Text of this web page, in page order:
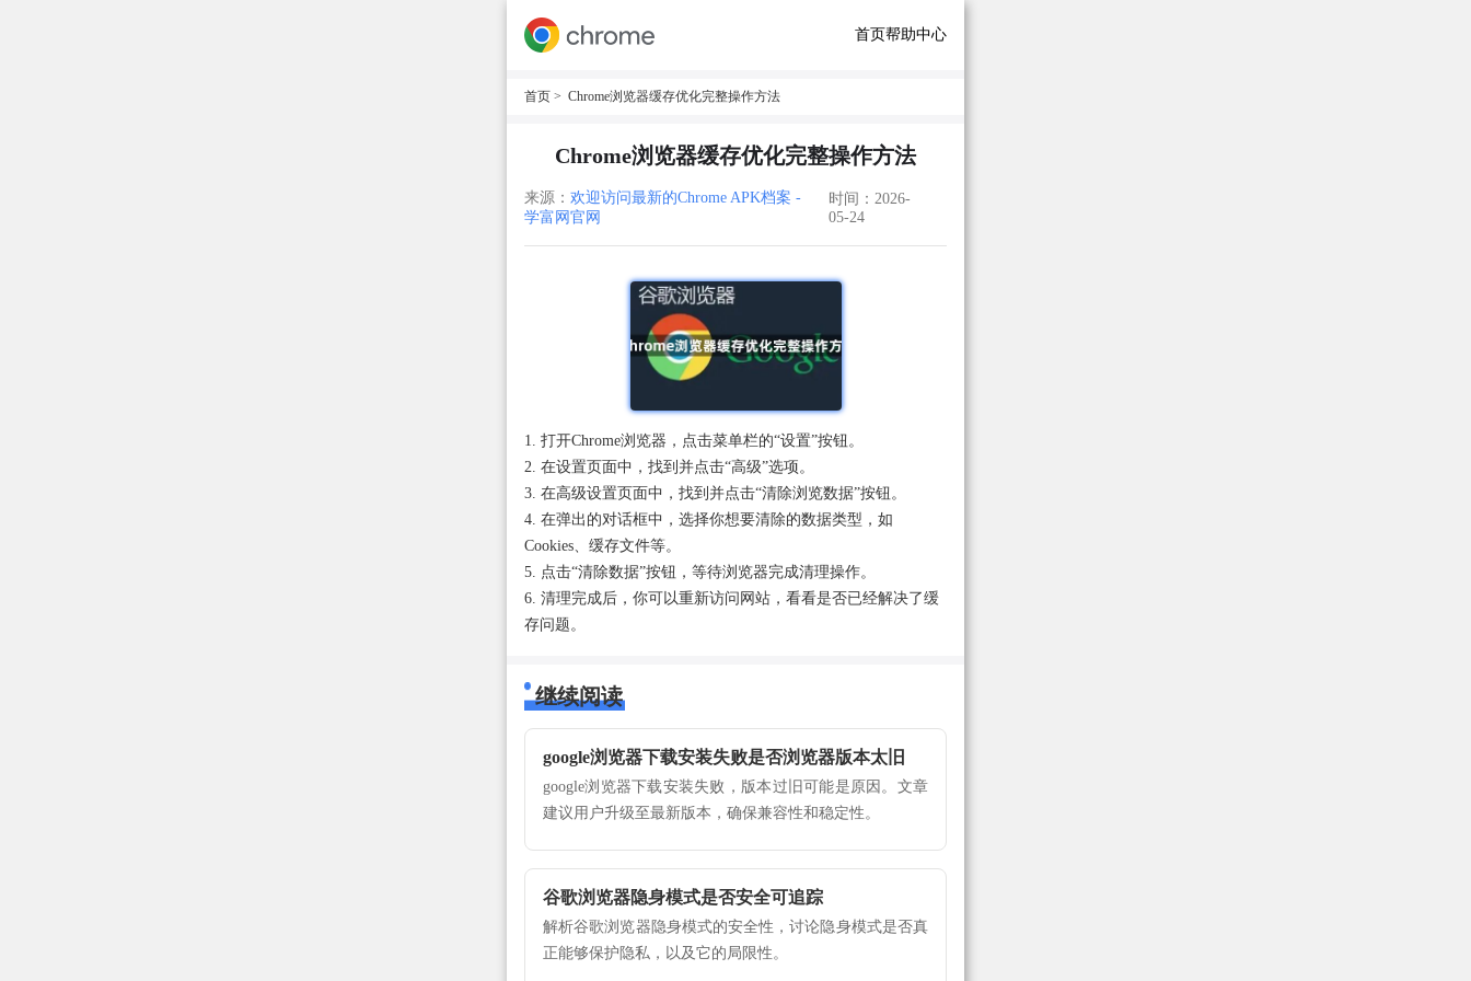
首页帮助中心
首页 > Chrome浏览器缓存优化完整操作方法
Chrome浏览器缓存优化完整操作方法
来源： 欢迎访问最新的Chrome APK档案 -
学富网官网
时间：2026-
05-24
1. 打开Chrome浏览器，点击菜单栏的“设置”按钮。
2. 在设置页面中，找到并点击“高级”选项。
3. 在高级设置页面中，找到并点击“清除浏览数据”按钮。
4. 在弹出的对话框中，选择你想要清除的数据类型，如
Cookies、缓存文件等。
5. 点击“清除数据”按钮，等待浏览器完成清理操作。
6. 清理完成后，你可以重新访问网站，看看是否已经解决了缓
存问题。
继续阅读
google浏览器下载安装失败是否浏览器版本太旧
google浏览器下载安装失败，版本过旧可能是原因。文章
建议用户升级至最新版本，确保兼容性和稳定性。
谷歌浏览器隐身模式是否安全可追踪
解析谷歌浏览器隐身模式的安全性，讨论隐身模式是否真
正能够保护隐私，以及它的局限性。